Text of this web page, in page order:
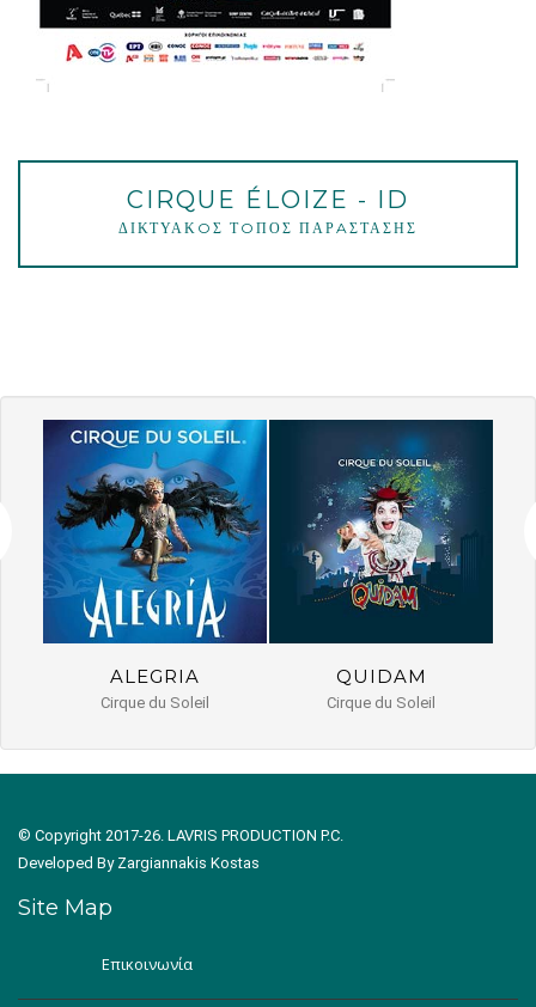
CIRQUE ÉLOIZE - ID
ΔΙΚΤΥΑΚOΣ ΤOΠΟΣ ΠΑΡAΣΤΑΣΗΣ
ALEGRIA
Cirque du Soleil
QUIDAM
Cirque du Soleil
© Copyright 2017-26. LAVRIS PRODUCTION P.C.
Developed By Zargiannakis Kostas
Site Map
Επικοινωνία